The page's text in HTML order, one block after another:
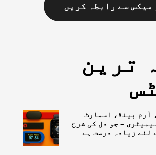
میکس سے رابطہ کریں
ترین
آرم بینڈ، اسمارٹ
– جو دل کی شرح
لئے زیادہ درست ہے